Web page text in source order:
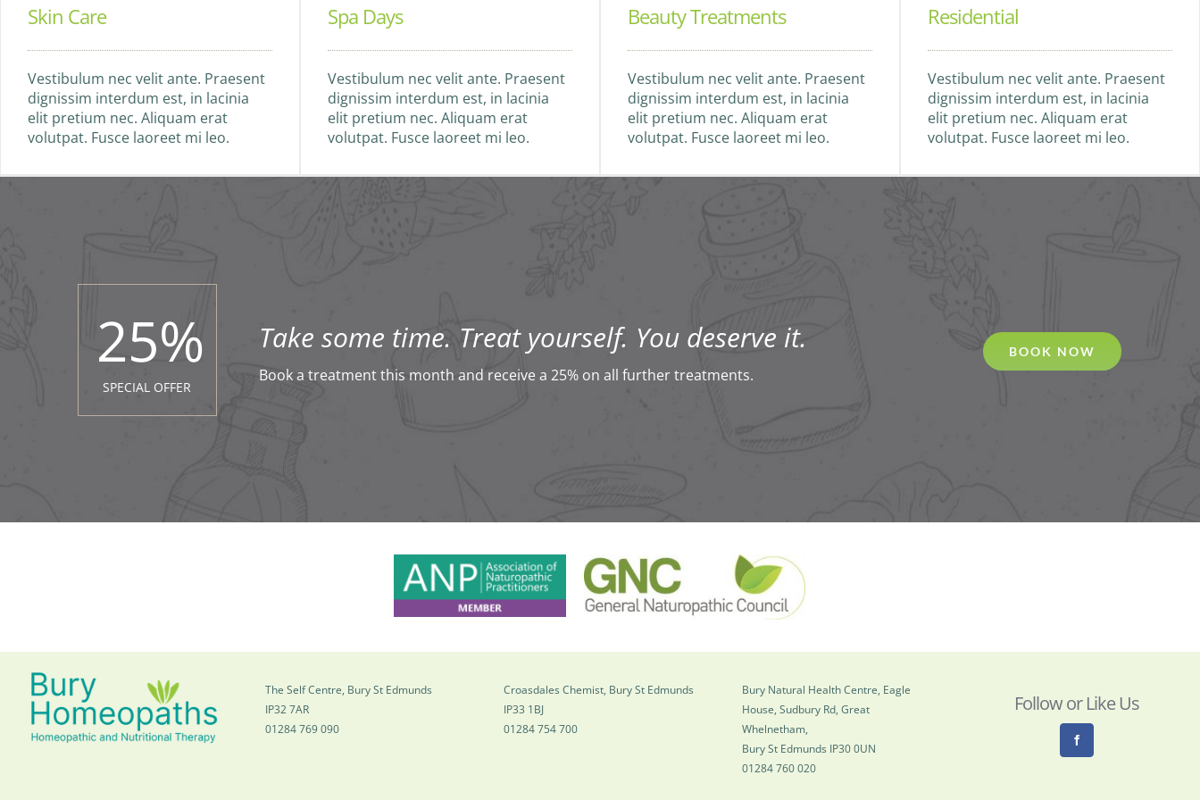
Skin Care
Vestibulum nec velit ante. Praesent
dignissim interdum est, in lacinia
elit pretium nec. Aliquam erat
volutpat. Fusce laoreet mi leo.
Spa Days
Vestibulum nec velit ante. Praesent
dignissim interdum est, in lacinia
elit pretium nec. Aliquam erat
volutpat. Fusce laoreet mi leo.
Beauty Treatments
Vestibulum nec velit ante. Praesent
dignissim interdum est, in lacinia
elit pretium nec. Aliquam erat
volutpat. Fusce laoreet mi leo.
Residential
Vestibulum nec velit ante. Praesent
dignissim interdum est, in lacinia
elit pretium nec. Aliquam erat
volutpat. Fusce laoreet mi leo.
25%
SPECIAL OFFER
Take some time. Treat yourself. You deserve it.
Book a treatment this month and receive a 25% on all further treatments.
BOOK NOW
The Self Centre, Bury St Edmunds
IP32 7AR
01284 769 090
Croasdales Chemist, Bury St Edmunds
IP33 1BJ
01284 754 700
Bury Natural Health Centre, Eagle
House, Sudbury Rd, Great
Whelnetham,
Bury St Edmunds IP30 0UN
01284 760 020
Follow or Like Us